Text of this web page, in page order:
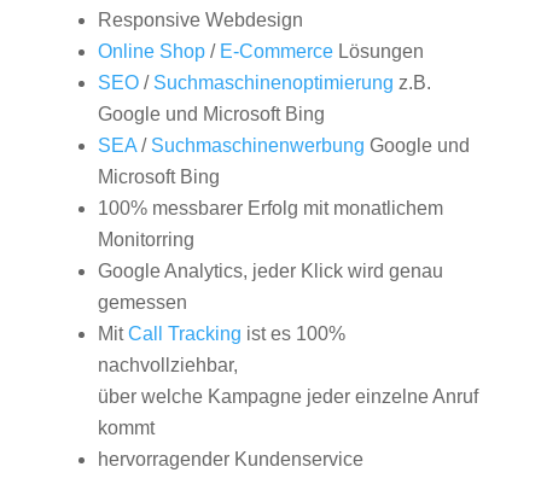
Responsive Webdesign
Online Shop/ E-CommerceLösungen
SEO/ Suchmaschinenoptimierung z.B.
Google und Microsoft Bing
SEA/ Suchmaschinenwerbung Google und
Microsoft Bing
100% messbarer Erfolg mit monatlichem
Monitorring
Google Analytics, jeder Klick wird genau
gemessen
MitCall Tracking ist es 100%
nachvollziehbar,
über welche Kampagne jeder einzelne Anruf
kommt
hervorragender Kundenservice